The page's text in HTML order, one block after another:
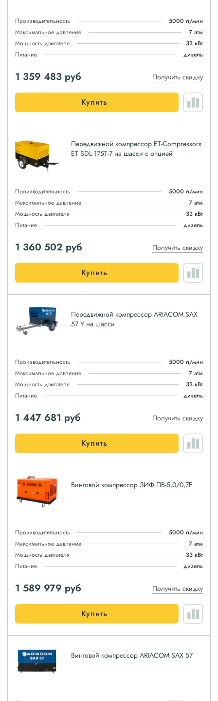
Производительность
5000 л/мин
Максимальное давление
7 атм
Мощность двигателя
33 кВт
Питание
дизель
1 359 483 руб Получить скидку
Купить
Передвижной компрессор ET-Compressors
ET SDL 175T-7 на шасси с опцией
Производительность
5000 л/мин
Максимальное давление
7 атм
Мощность двигателя
33 кВт
Питание
дизель
1 360 502 руб Получить скидку
Купить
Передвижной компрессор ARIACOM SAX
57 Y на шасси
Производительность
5000 л/мин
Максимальное давление
7 атм
Мощность двигателя
33 кВт
Питание
дизель
1 447 681 руб Получить скидку
Купить
Винтовой компрессор ЗИФ ПВ-5,0/0,7F
Производительность
5000 л/мин
Максимальное давление
7 атм
Мощность двигателя
33 кВт
Питание
дизель
1 589 979 руб Получить скидку
Купить
Винтовой компрессор ARIACOM SAX 57